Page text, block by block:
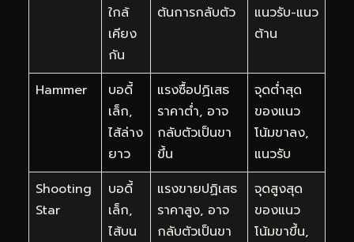
ใกล้
เคียง
กัน
ต้นการกลับตัว
แนวรับ-แนว
ต้าน
Hammer
บอดี้
เล็ก,
ไส้ล่าง
ยาว
แรงซื้อปฏิเสธ
ราคาต่ำ, อาจ
กลับตัวเป็นขา
ขึ้น
จุดต่ำสุด
ของแนว
โน้มขาลง,
แนวรับ
Shooting
Star
บอดี้
เล็ก,
ไส้บน
แรงขายปฏิเสธ
ราคาสูง, อาจ
กลับตัวเป็นขา
จุดสูงสุด
ของแนว
โน้มขาขึ้น,